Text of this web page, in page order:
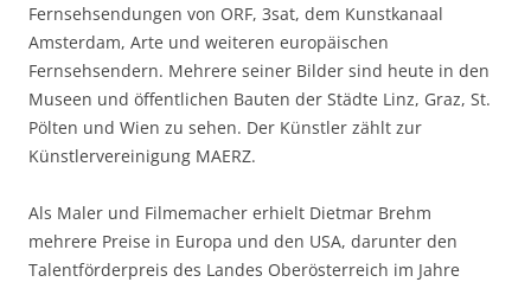
Fernsehsendungen von ORF, 3sat, dem Kunstkanaal
Amsterdam, Arte und weiteren europäischen
Fernsehsendern. Mehrere seiner Bilder sind heute in den
Museen und öffentlichen Bauten der Städte Linz, Graz, St.
Pölten und Wien zu sehen. Der Künstler zählt zur
Künstlervereinigung MAERZ.
Als Maler und Filmemacher erhielt Dietmar Brehm
mehrere Preise in Europa und den USA, darunter den
Talentförderpreis des Landes Oberösterreich im Jahre